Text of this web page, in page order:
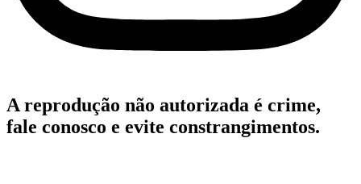
A reprodução não autorizada é crime,
fale conosco e evite constrangimentos.